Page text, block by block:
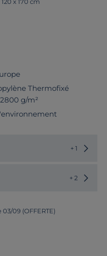
Thermofixé
g/m²
+ 1
+ 2
09 (OFFERTE)